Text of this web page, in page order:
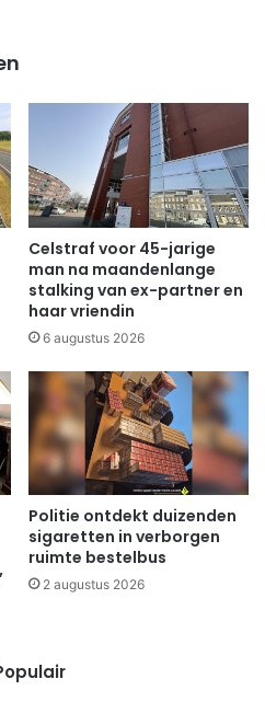
Celstraf voor 45-jarige
man na maandenlange
stalking van ex-partner en
haar vriendin
6 augustus 2026
Politie ontdekt duizenden
sigaretten in verborgen
ruimte bestelbus
2 augustus 2026